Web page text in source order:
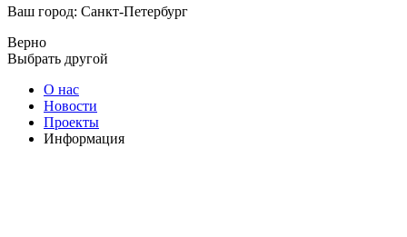
Ваш город: Санкт-Петербург
Верно
Выбрать другой
О нас
Новости
Проекты
Информация